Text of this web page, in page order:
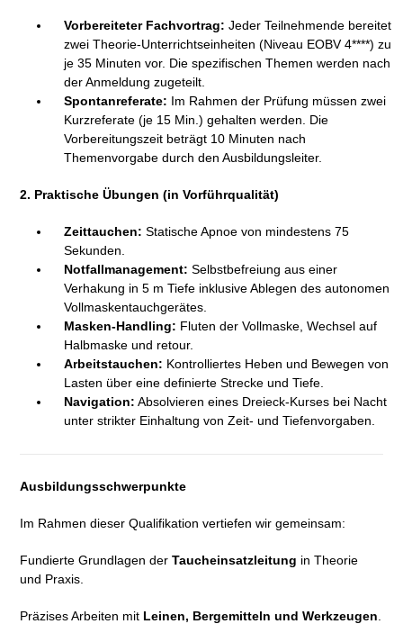
Vorbereiteter Fachvortrag: Jeder Teilnehmende bereitet
zwei Theorie-Unterrichtseinheiten (Niveau EOBV 4****) zu
je 35 Minuten vor. Die spezifischen Themen werden nach
der Anmeldung zugeteilt.
Spontanreferate: Im Rahmen der Prüfung müssen zwei
Kurzreferate (je 15 Min.) gehalten werden. Die
Vorbereitungszeit beträgt 10 Minuten nach
Themenvorgabe durch den Ausbildungsleiter.
2. Praktische Übungen (in Vorführqualität)
Zeittauchen: Statische Apnoe von mindestens 75
Sekunden.
Notfallmanagement: Selbstbefreiung aus einer
Verhakung in 5 m Tiefe inklusive Ablegen des autonomen
Vollmaskentauchgerätes.
Masken-Handling: Fluten der Vollmaske, Wechsel auf
Halbmaske und retour.
Arbeitstauchen: Kontrolliertes Heben und Bewegen von
Lasten über eine definierte Strecke und Tiefe.
Navigation: Absolvieren eines Dreieck-Kurses bei Nacht
unter strikter Einhaltung von Zeit- und Tiefenvorgaben.
Ausbildungsschwerpunkte
Im Rahmen dieser Qualifikation vertiefen wir gemeinsam:
Fundierte Grundlagen derTaucheinsatzleitung in Theorie
und Praxis.
Präzises Arbeiten mit Leinen, Bergemitteln und Werkzeugen